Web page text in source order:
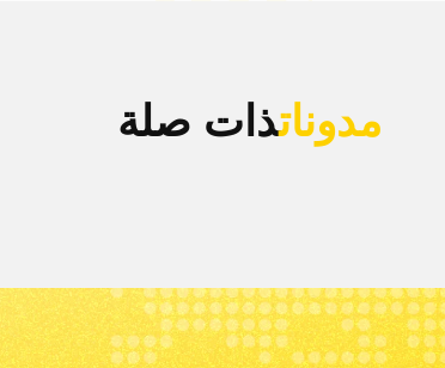
مدوناتذات صلة